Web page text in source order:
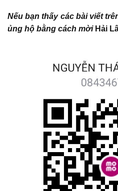
Nếu bạn thấy các bài viết
ủng hộ bằng cách mời Hải